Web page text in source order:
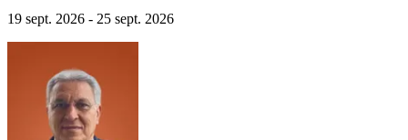
catacombes de Kom el Chougafa, parc archéologique du Serapeum,
musée gréco-romain, fort de Qayt Bey, Bibliotheca Alexandrina,
19 sept. 2026 - 25 sept. 2026